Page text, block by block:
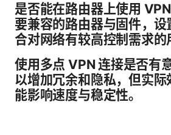
是否能在路由器上使用
要兼容的路由器与固件，
合对网络有较高控制需求的
使用多点 VPN 连接是否有
以增加冗余和隐私，但实际
能影响速度与稳定性。